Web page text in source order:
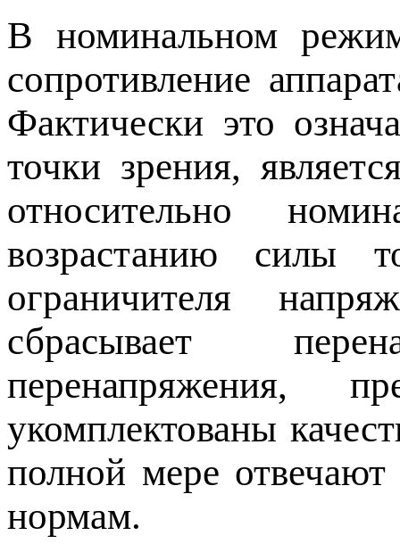
В номинальном
сопротивление
Фактически это
точки зрения,
относительно
возрастанию силы
ограничителя
сбрасывает
перенапряжения,
укомплектованы
полной мере
нормам.